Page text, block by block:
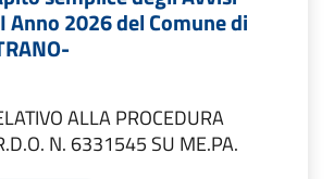
Anno 2026 del Comune di
ALLA PROCEDURA
N. 6331545 SU ME.PA.